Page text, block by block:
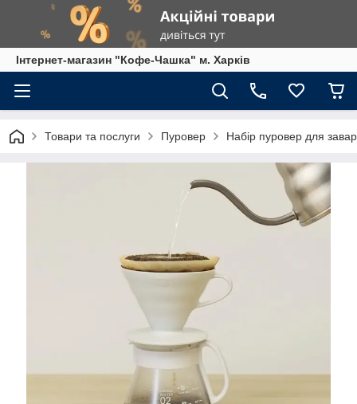
Інтернет-магазин "Кофе-Чашка" м. Харків
Товари та послуги Пуровер Набір пуровер для